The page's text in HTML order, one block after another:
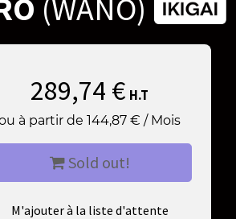
(WANO)
289,74 € H.T
à partir de144,87 € / Mois
Sold out!
M'ajouter à la liste d'attente